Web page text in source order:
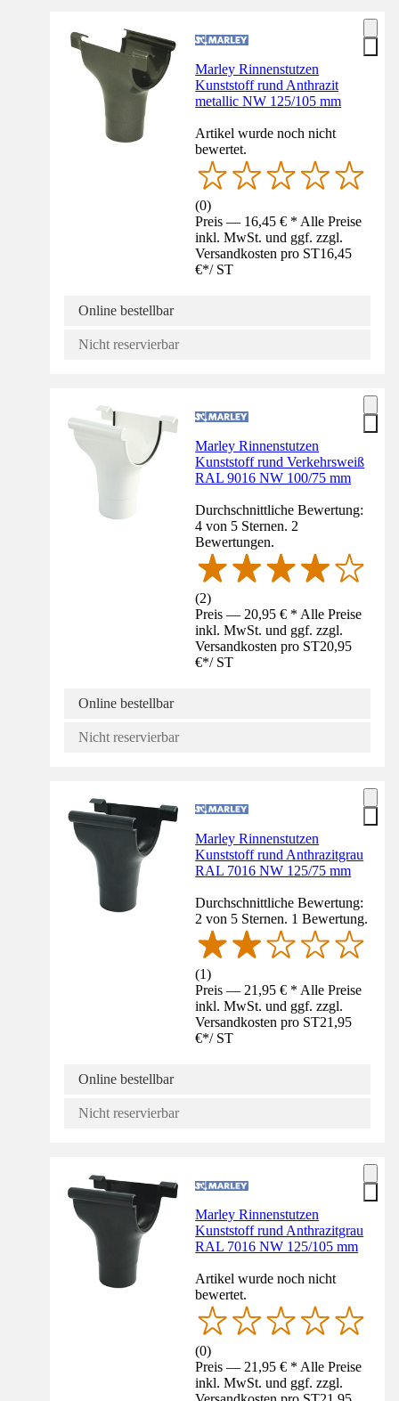
Marley Rinnenstutzen
Kunststoff rund Anthrazit
metallic NW 125/105 mm
Artikel wurde noch nicht
bewertet.
(0)
Preis — 16,45 € * Alle Preise
inkl. MwSt. und ggf. zzgl.
Versandkosten pro ST16,45
€*/ ST
Online bestellbar
Nicht reservierbar
Marley Rinnenstutzen
Kunststoff rund Verkehrsweiß
RAL 9016 NW 100/75 mm
Durchschnittliche Bewertung:
4 von 5 Sternen. 2
Bewertungen.
(2)
Preis — 20,95 € * Alle Preise
inkl. MwSt. und ggf. zzgl.
Versandkosten pro ST20,95
€*/ ST
Online bestellbar
Nicht reservierbar
Marley Rinnenstutzen
Kunststoff rund Anthrazitgrau
RAL 7016 NW 125/75 mm
Durchschnittliche Bewertung:
2 von 5 Sternen. 1 Bewertung.
(1)
Preis — 21,95 € * Alle Preise
inkl. MwSt. und ggf. zzgl.
Versandkosten pro ST21,95
€*/ ST
Online bestellbar
Nicht reservierbar
Marley Rinnenstutzen
Kunststoff rund Anthrazitgrau
RAL 7016 NW 125/105 mm
Artikel wurde noch nicht
bewertet.
(0)
Preis — 21,95 € * Alle Preise
inkl. MwSt. und ggf. zzgl.